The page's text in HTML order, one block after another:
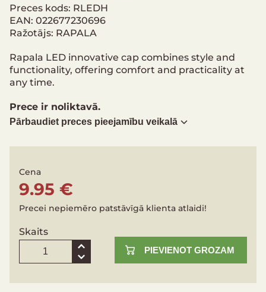
Preces kods: RLEDH
EAN: 022677230696
Ražotājs: RAPALA
Rapala LED innovative cap combines style and
functionality, offering comfort and practicality at
any time.
Prece ir noliktavā.
Pārbaudiet preces pieejamību veikalā
Cena
9.95 €
Precei nepiemēro patstāvīgā klienta atlaidi!
Skaits
PIEVIENOT GROZAM